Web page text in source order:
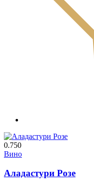
0.750
Вино
Аладастури Розе